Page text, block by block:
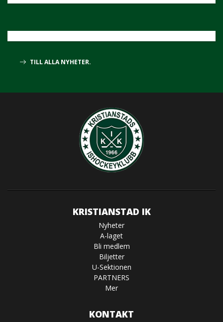
TILL ALLA NYHETER.
KRISTIANSTAD IK
Nyheter
A-laget
Bli medlem
Biljetter
U-Sektionen
PARTNERS
Mer
KONTAKT